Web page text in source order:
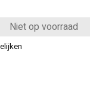
Niet op voorraad